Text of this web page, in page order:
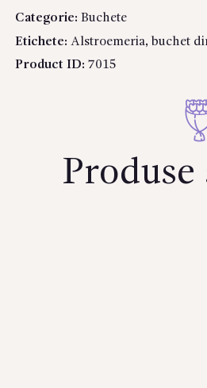
11
alstromerii
colorata
Categorie: Buchete
Etichete: Alstroemeria, buchet
Product ID: 7015